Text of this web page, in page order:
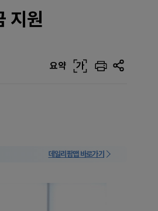
지원
요약 가
데일리팜맵 바로가기